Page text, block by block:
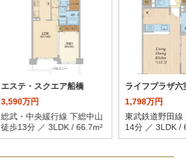
エステ・スクエア船橋
3,590万円
総武・中央緩行線 下総中山
徒歩13分 ／ 3LDK / 66.7m²
ライフプラザ六
1,798万円
東武鉄道野田線
14分 ／ 3LDK /